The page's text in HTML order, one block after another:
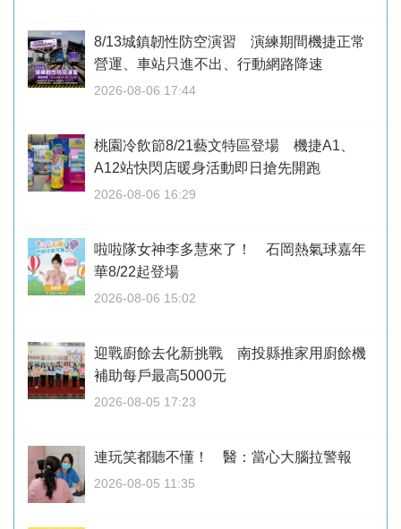
8/13城鎮韌性防空演習 演練期間機捷正常
營運、車站只進不出、行動網路降速
2026-08-06 17:44
桃園冷飲節8/21藝文特區登場 機捷A1、
A12站快閃店暖身活動即日搶先開跑
2026-08-06 16:29
啦啦隊女神李多慧來了！ 石岡熱氣球嘉年
華8/22起登場
2026-08-06 15:02
迎戰廚餘去化新挑戰 南投縣推家用廚餘機
補助每戶最高5000元
2026-08-05 17:23
連玩笑都聽不懂！ 醫：當心大腦拉警報
2026-08-05 11:35